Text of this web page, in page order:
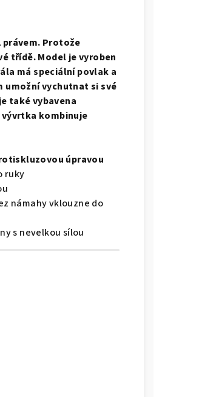
zelená - WMF
právem. Protože
třídě. Model je vyroben
má speciální povlak a
umožní vychutnat si své
také vybavena
kombinuje
úpravou
ruky
námahy vklouzne do
s nevelkou sílou